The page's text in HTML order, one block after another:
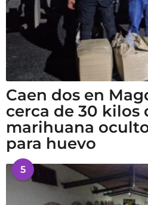
Caen dos en
cerca de 30 kilos
marihuana
para huevo
5